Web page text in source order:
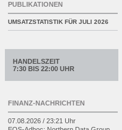
PUBLIKATIONEN
UMSATZSTATISTIK FÜR JULI 2026
HANDELSZEIT
7:30 BIS 22:00 UHR
FINANZ-NACHRICHTEN
07.08.2026 / 23:21 Uhr